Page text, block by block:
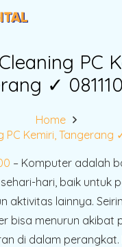
PC
✓
Home
Kemiri, Tangerang
– Komputer adalah
hari, baik untuk
aktivitas lainnya.
bisa menurun akibat
di dalam perangkat.